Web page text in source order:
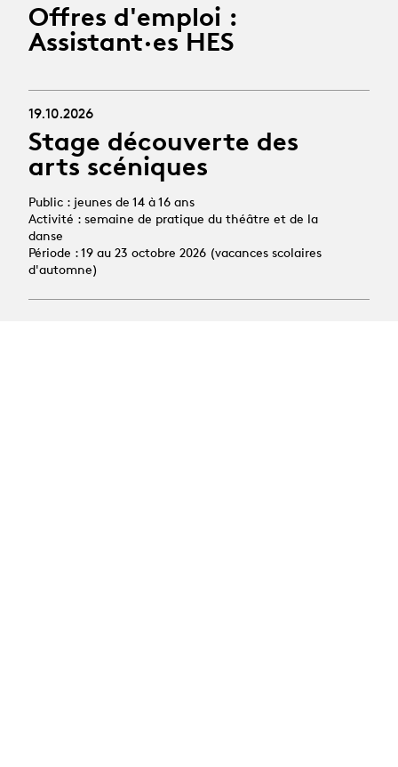
Offres d'emploi :
Assistant·es HES
19.10.2026
Stage découverte des
arts scéniques
Public : jeunes de 14 à 16 ans
Activité : semaine de pratique du théâtre et de la
danse
Période : 19 au 23 octobre 2026 (vacances scolaires
d'automne)